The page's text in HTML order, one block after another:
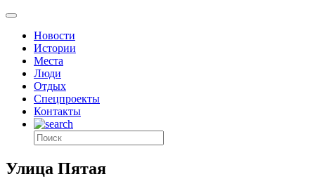
Новости
Истории
Места
Люди
Отдых
Спецпроекты
Контакты
Улица Пятая